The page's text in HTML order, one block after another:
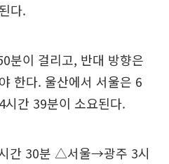
다.
분이 걸리고, 반대 방향은
한다. 울산에서 서울은 6
간 39분이 소요된다.
간 30분 △서울→광주 3시